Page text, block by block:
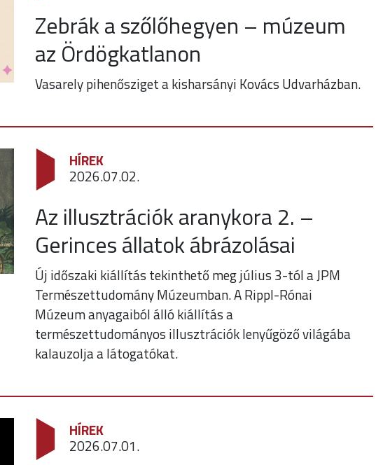
Zebrák a szőlőhegyen – múzeum
az Ördögkatlanon
Vasarely pihenősziget a kisharsányi Kovács Udvarházban.
HÍREK
2026.07.02.
Az illusztrációk aranykora 2. –
Gerinces állatok ábrázolásai
Új időszaki kiállítás tekinthető meg július 3-tól a JPM
Természettudomány Múzeumban. A Rippl-Rónai
Múzeum anyagaiból álló kiállítás a
természettudományos illusztrációk lenyűgöző világába
kalauzolja a látogatókat.
HÍREK
2026.07.01.